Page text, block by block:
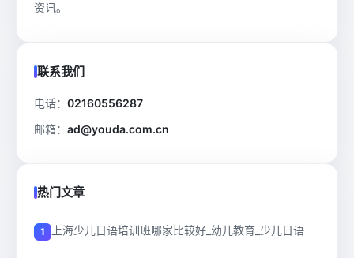
资讯。
联系我们
电话： 02160556287
邮箱： ad@youda.com.cn
热门文章
上海少儿日语培训班哪家比较好_幼儿教育_少儿日语